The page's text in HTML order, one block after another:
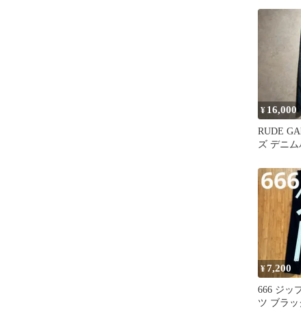
¥ 16,000
RUDE
ズ デニム
¥7,200
666 ジッ
ツ ブラ